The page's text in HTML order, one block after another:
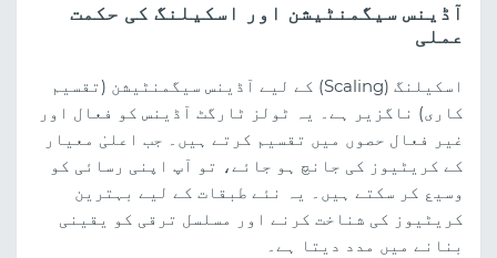
آڈینس سیگمنٹیشن اور اسکیلنگ کی حکمت
عملی
اسکیلنگ (Scaling) کے لیے آڈینس سیگمنٹیشن (تقسیم
کاری) ناگزیر ہے۔ یہ ٹولز ٹارگٹ آڈینس کو فعال اور
غیر فعال حصوں میں تقسیم کرتے ہیں۔ جب اعلیٰ معیار
کے کریٹیوز کی جانچ ہو جائے، تو آپ اپنی رسائی کو
وسیع کر سکتے ہیں۔ یہ نئے طبقات کے لیے بہترین
کریٹیوز کی شناخت کرنے اور مسلسل ترقی کو یقینی
بنانے میں مدد دیتا ہے۔